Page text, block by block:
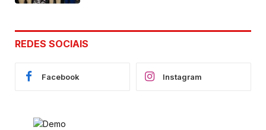
REDES SOCIAIS
Facebook Instagram